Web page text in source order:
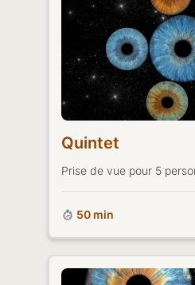
Quintet
Prise de vue pour 5
50 min